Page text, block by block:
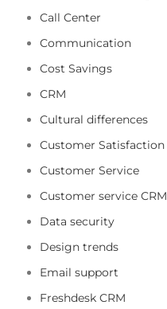
Call Center
Communication
Cost Savings
CRM
Cultural differences
Customer Satisfaction
Customer Service
Customer service CRM
Data security
Design trends
Email support
Freshdesk CRM